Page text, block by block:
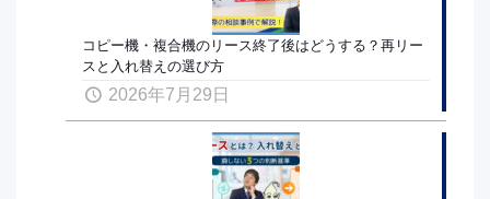
コピー機・複合機のリース終了後はどうする？再リー
スと入れ替えの選び方
2026年7月29日